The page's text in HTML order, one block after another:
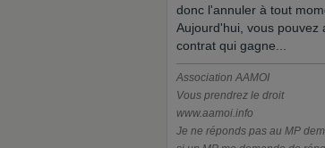
donc l'annuler à tout
Aujourd'hui, vous pouvez
contrat qui gagne...
Association AAMOI
Vous prendrez le droit
www.aamoi.info
Je ne réponds pas au MP